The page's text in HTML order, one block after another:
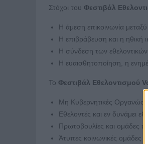
Στόχοι του Φεστιβάλ
Η άμεση επικοινωνία
Η επιβράβευση και η ηθική
Η σύνδεση των
Η ευαισθητοποίηση, η
Το Φεστιβάλ Εθελοντισμού
Μη Κυβερνητικές
Εθελοντές και εν δυνάμει
Πρωτοβουλίες και ομάδες
Άτυπες κοινωνικές ομάδες